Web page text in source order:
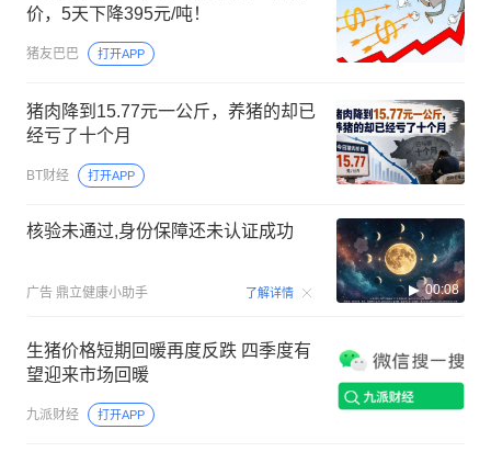
价，5天下降395元/吨！
猪友巴巴 打开APP
猪肉降到15.77元一公斤，养猪的却已
经亏了十个月
BT财经 打开APP
核验未通过,身份保障还未认证成功
广告 鼎立健康小助手 了解详情 00:08
生猪价格短期回暖再度反跌 四季度有
望迎来市场回暖
九派财经 打开APP